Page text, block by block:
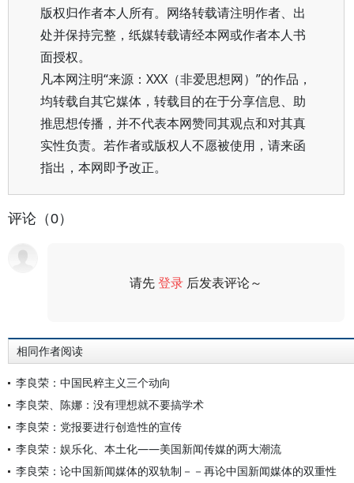
版权归作者本人所有。网络转载请注明作者、出
处并保持完整，纸媒转载请经本网或作者本人书
面授权。
凡本网注明“来源：XXX（非爱思想网）”的作品，
均转载自其它媒体，转载目的在于分享信息、助
推思想传播，并不代表本网赞同其观点和对其真
实性负责。若作者或版权人不愿被使用，请来函
指出，本网即予改正。
评论（0）
请先登录 后发表评论～
相同作者阅读
李良荣：中国民粹主义三个动向
李良荣、陈娜：没有理想就不要搞学术
李良荣：党报要进行创造性的宣传
李良荣：娱乐化、本土化——美国新闻传媒的两大潮流
李良荣：论中国新闻媒体的双轨制－－再论中国新闻媒体的双重性